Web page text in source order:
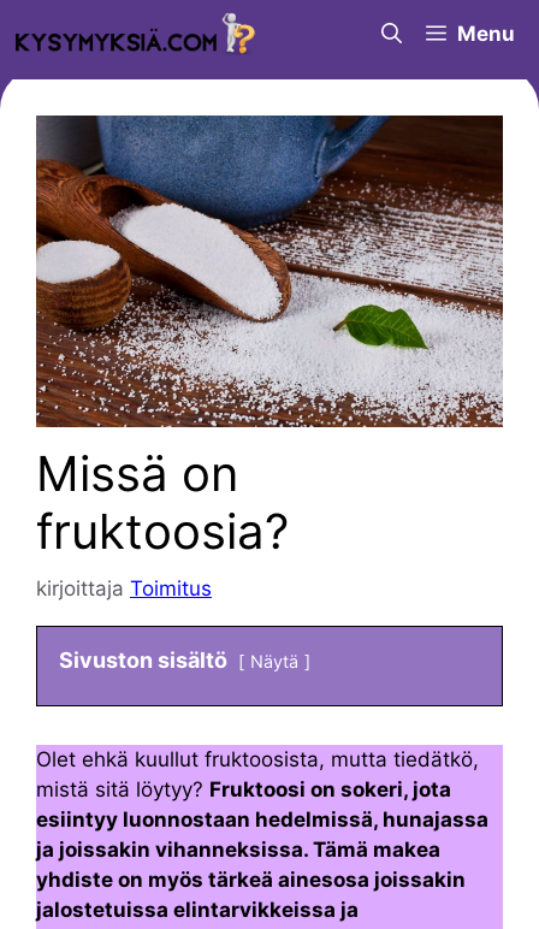
sisältöön
Menu
Missä on
fruktoosia?
kirjoittaja Toimitus
Sivuston sisältö Näytä
Olet ehkä kuullut fruktoosista, mutta tiedätkö,
mistä sitä löytyy? Fruktoosi on sokeri, jota
esiintyy luonnostaan hedelmissä, hunajassa
ja joissakin vihanneksissa. Tämä makea
yhdiste on myös tärkeä ainesosa joissakin
jalostetuissa elintarvikkeissa ja